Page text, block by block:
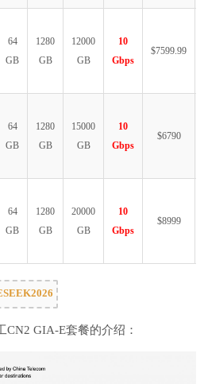
64
GB
1280
GB
12000
GB
10
Gbps
$7599.99
64
GB
1280
GB
15000
GB
10
Gbps
$6790
64
GB
1280
GB
20000
GB
10
Gbps
$8999
GIA-E套餐的介绍：